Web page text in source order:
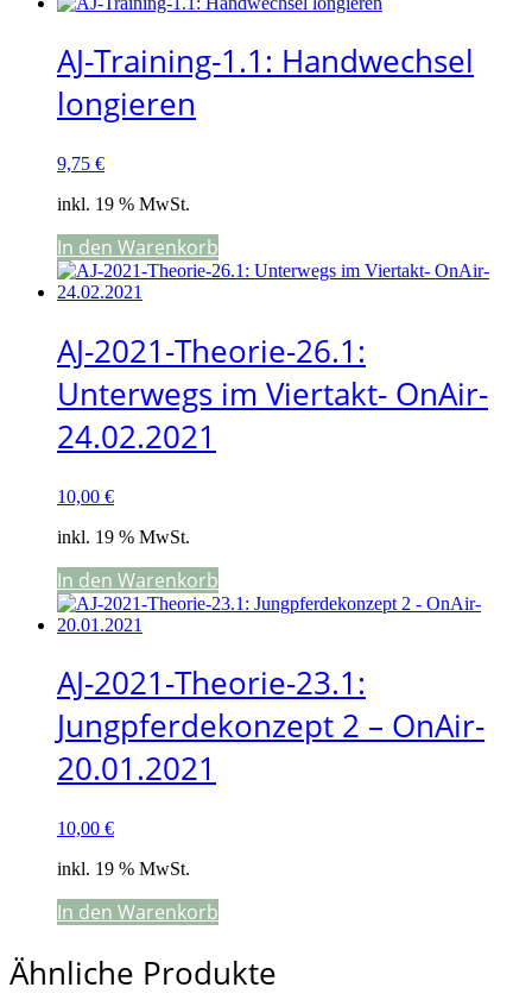
AJ-Training-1.1: Handwechsel
longieren
9,75 €
inkl. 19 % MwSt.
In den Warenkorb
AJ-2021-Theorie-26.1:
Unterwegs im Viertakt- OnAir-
24.02.2021
10,00 €
inkl. 19 % MwSt.
In den Warenkorb
AJ-2021-Theorie-23.1:
Jungpferdekonzept 2 – OnAir-
20.01.2021
10,00 €
inkl. 19 % MwSt.
In den Warenkorb
Ähnliche Produkte